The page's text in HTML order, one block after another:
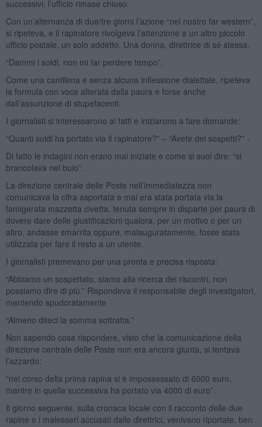
successivi, l’ufficio rimase chiuso.
Con un’alternanza di due/tre giorni l’azione “nel nostro far western”,
si ripeteva, e il rapinatore rivolgeva l’attenzione a un altro piccolo
ufficio postale, un solo addetto. Una donna, direttrice di sé stessa.
“Dammi i soldi, non mi far perdere tempo”.
Come una cantilena e senza alcuna inflessione dialettale, ripeteva
la formula con voce alterata dalla paura e forse anche
dall’assunzione di stupefacenti.
I giornalisti si interessarono ai fatti e iniziarono a fare domande:
“Quanti soldi ha portato via il rapinatore?” – “Avete dei sospetti?” -
Di fatto le indagini non erano mai iniziate e come si suol dire: “si
brancolava nel buio”.
La direzione centrale delle Poste nell’immediatezza non
comunicava la cifra asportata e mai era stata portata via la
famigerata mazzetta civetta, tenuta sempre in disparte per paura di
dovere dare delle giustificazioni qualora, per un motivo o per un
altro, andasse smarrita oppure, malauguratamente, fosse stata
utilizzata per fare il resto a un utente.
I giornalisti premevano per una pronta e precisa risposta:
“Abbiamo un sospettato, siamo alla ricerca dei riscontri, non
possiamo dire di più.” Rispondeva il responsabile degli investigatori,
mentendo spudoratamente
“Almeno diteci la somma sottratta.”
Non sapendo cosa rispondere, visto che la comunicazione della
direzione centrale delle Poste non era ancora giunta, si tentava
l’azzardo:
“nel corso della prima rapina si è impossessato di 6000 euro,
mentre in quella successiva ha portato via 4000 di euro”.
Il giorno seguente, sulla cronaca locale con il racconto delle due
rapine e i malesseri accusati dalle direttrici, venivano riportate, ben